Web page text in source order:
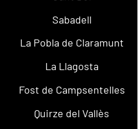
Sabadell
La Pobla de Claramunt
La Llagosta
Fost de Campsentelles
Quirze del Vallès